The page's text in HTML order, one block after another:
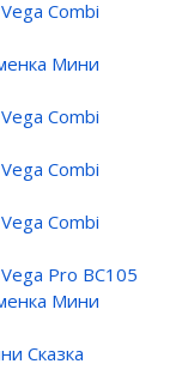
Combi
Мини
Combi
Combi
Combi
Pro BC105
Мини
Сказка